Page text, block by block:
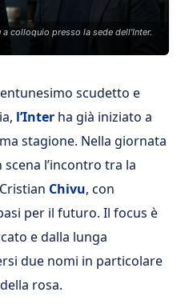
colloquio presso la sede dell'Inter.
scudetto e
l’Inter ha già iniziato a
stagione. Nella giornata
l’incontro tra la
Chivu, con
per il futuro. Il focus è
e dalla lunga
due nomi in particolare
rosa.